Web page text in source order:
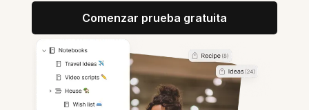
Comenzar prueba gratuita